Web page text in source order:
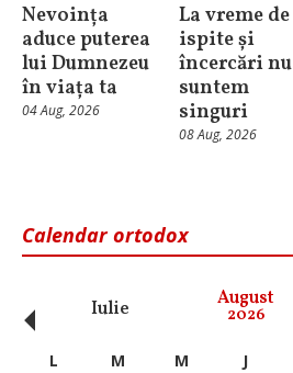
Nevoința
aduce puterea
lui Dumnezeu
în viața ta
04 Aug, 2026
La vreme de
ispite și
încercări nu
suntem
singuri
08 Aug, 2026
Calendar ortodox
Iulie August
2026
‹ L M M J